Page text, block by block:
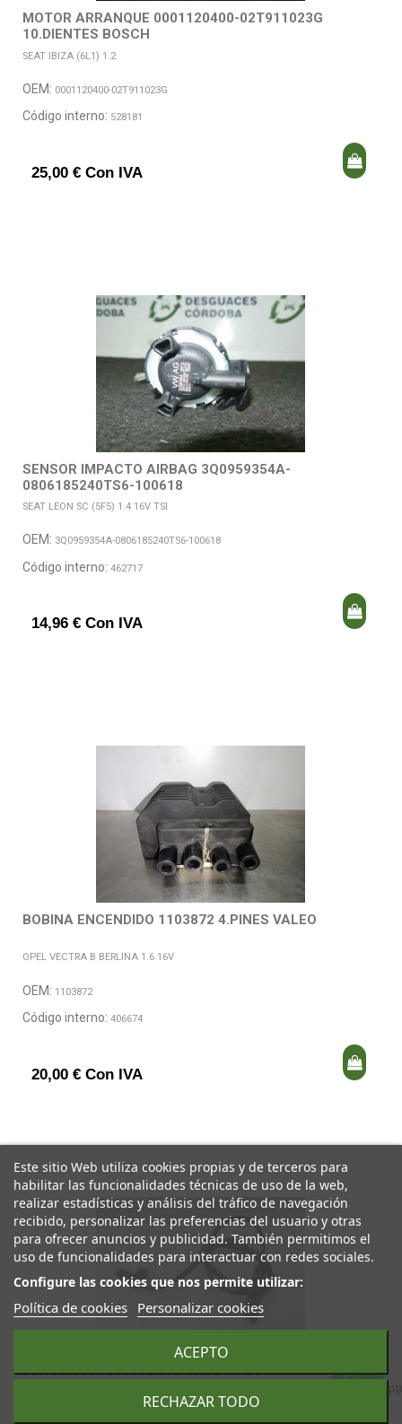
MOTOR ARRANQUE 0001120400-02T911023G
10.DIENTES BOSCH
SEAT IBIZA (6L1) 1.2
OEM: 0001120400-02T911023G
Código interno: 528181
25,00 € Con IVA
SENSOR IMPACTO AIRBAG 3Q0959354A-
0806185240TS6-100618
SEAT LEON SC (5F5) 1.4 16V TSI
OEM: 3Q0959354A-0806185240TS6-100618
Código interno: 462717
14,96 € Con IVA
BOBINA ENCENDIDO 1103872 4.PINES VALEO
OPEL VECTRA B BERLINA 1.6 16V
OEM: 1103872
Código interno: 406674
20,00 € Con IVA
SENSOR 676246602 CAPTADOR.ABS
BMW SERIE 1 BERLINA (E81/E87) 2.0 TURBODIESEL CAT
Este sitio Web utiliza cookies propias y de terceros para
habilitar las funcionalidades técnicas de uso de la web,
realizar estadísticas y análisis del tráfico de navegación
recibido, personalizar las preferencias del usuario y otras
para ofrecer anuncios y publicidad. También permitimos el
uso de funcionalidades para interactuar con redes sociales.
Configure las cookies que nos permite utilizar:
Política de cookies Personalizar cookies
RECHAZAR TODO
ACEPTO